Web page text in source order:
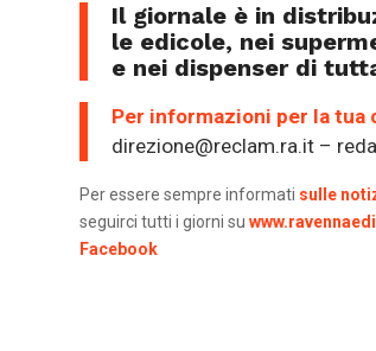
Il giornale è in
le edicole, nei
e nei dispenser di
Per informazioni per la tua
direzione@reclam.ra.it –
Per essere sempre informati sulle
seguirci tutti i giorni su
Facebook